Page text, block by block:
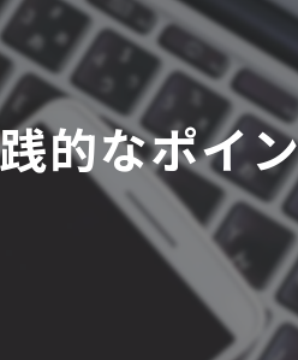
高収入
経験者優遇
未経験
施工管理
坂出市のプラント工事
的なポイ